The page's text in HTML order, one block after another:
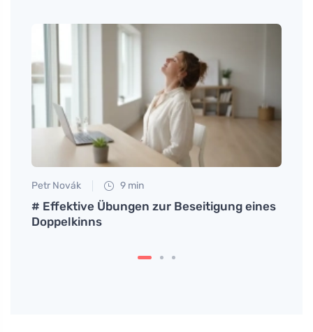
Petr Novák 9 min
# Effektive Übungen zur Beseitigung eines
Doppelkinns